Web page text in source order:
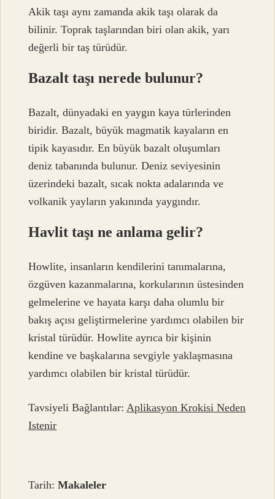
Akik taşı aynı zamanda akik taşı olarak da
bilinir. Toprak taşlarından biri olan akik, yarı
değerli bir taş türüdür.
Bazalt taşı nerede bulunur?
Bazalt, dünyadaki en yaygın kaya türlerinden
biridir. Bazalt, büyük magmatik kayaların en
tipik kayasıdır. En büyük bazalt oluşumları
deniz tabanında bulunur. Deniz seviyesinin
üzerindeki bazalt, sıcak nokta adalarında ve
volkanik yayların yakınında yaygındır.
Havlit taşı ne anlama gelir?
Howlite, insanların kendilerini tanımalarına,
özgüven kazanmalarına, korkularının üstesinden
gelmelerine ve hayata karşı daha olumlu bir
bakış açısı geliştirmelerine yardımcı olabilen bir
kristal türüdür. Howlite ayrıca bir kişinin
kendine ve başkalarına sevgiyle yaklaşmasına
yardımcı olabilen bir kristal türüdür.
Tavsiyeli Bağlantılar: Aplikasyon Krokisi Neden
Istenir
Tarih:Makaleler